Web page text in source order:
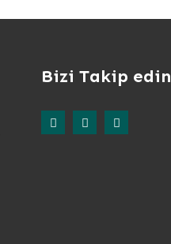
Bizi Takip edin